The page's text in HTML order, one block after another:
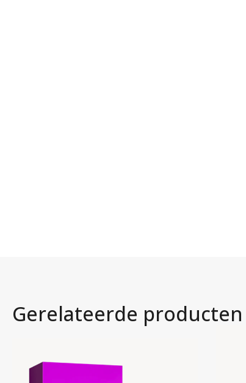
Gerelateerde producten